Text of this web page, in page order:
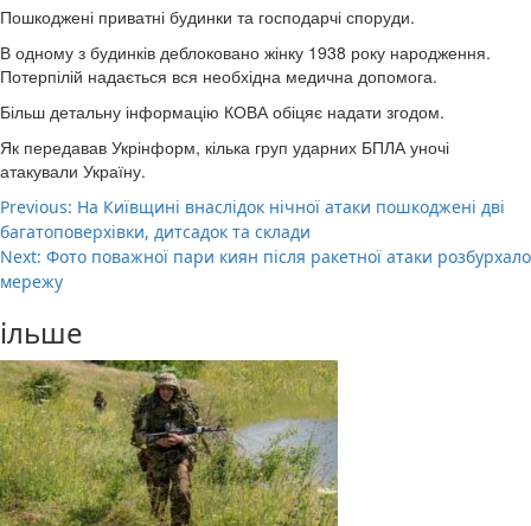
Пошкоджені приватні будинки та господарчі споруди.
В одному з будинків деблоковано жінку 1938 року народження.
Потерпілій надається вся необхідна медична допомога.
Більш детальну інформацію КОВА обіцяє надати згодом.
Як передавав Укрінформ, кілька груп ударних БПЛА уночі
атакували Україну.
Post
navigation
Previous: На Київщині внаслідок нічної атаки пошкоджені дві
багатоповерхівки, дитсадок та склади
Next: Фото поважної пари киян після ракетної атаки розбурхало
мережу